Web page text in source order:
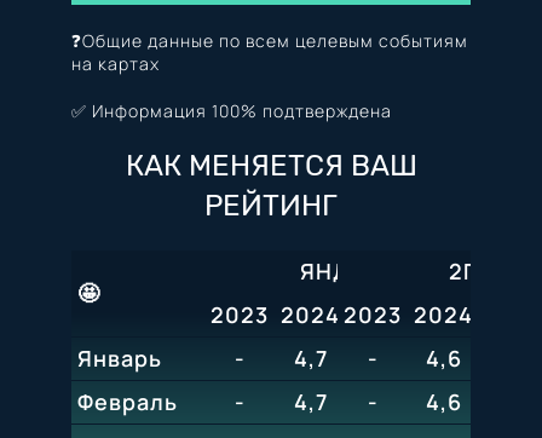
❓Общие данные по всем целевым событиям
на картах
✅ Информация 100% подтверждена
КАК МЕНЯЕТСЯ ВАШ
РЕЙТИНГ
🤩
Январь
Февраль
ЯНДЕКС
2023 2024 2025
2026
-
4,7 5
4,9
-
4,7
5
2ГИС
2023 2024
-
4,6
-
4,6